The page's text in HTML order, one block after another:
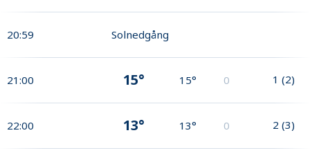
20:59 Solnedgång
21:00 15° 15° 0 1 (2)
22:00 13° 13° 0 2 (3)